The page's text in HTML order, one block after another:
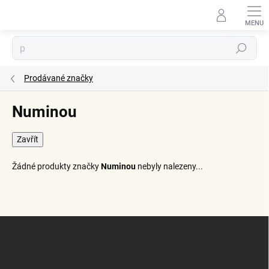
Hledat
Prodávané značky
Numinou
Zavřít
Žádné produkty značkyNuminou nebyly nalezeny...